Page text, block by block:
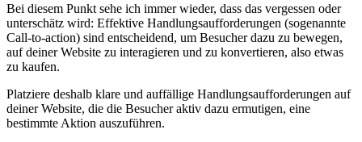
Bei diesem Punkt sehe ich immer wieder, dass das vergessen oder
unterschätz wird: Effektive Handlungsaufforderungen (sogenannte
Call-to-action) sind entscheidend, um Besucher dazu zu bewegen,
auf deiner Website zu interagieren und zu konvertieren, also etwas
zu kaufen.
Platziere deshalb klare und auffällige Handlungsaufforderungen auf
deiner Website, die die Besucher aktiv dazu ermutigen, eine
bestimmte Aktion auszuführen.